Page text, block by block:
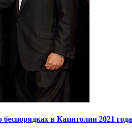
в Капитолии 2021 года